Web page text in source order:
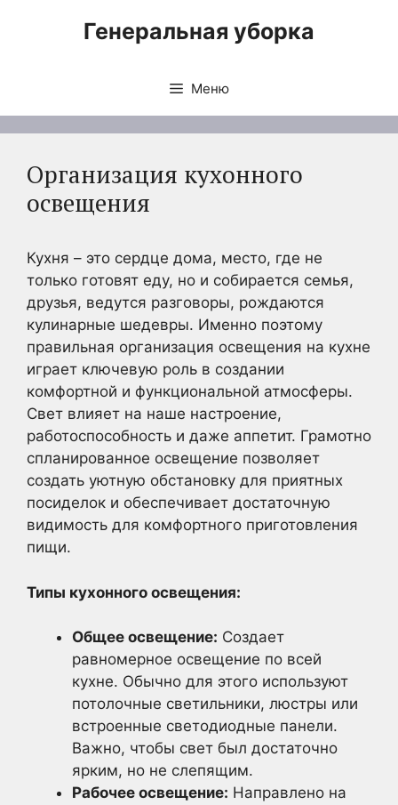
Генеральная уборка
Меню
Организация кухонного
освещения
Кухня – это сердце дома, место, где не
только готовят еду, но и собирается семья,
друзья, ведутся разговоры, рождаются
кулинарные шедевры. Именно поэтому
правильная организация освещения на кухне
играет ключевую роль в создании
комфортной и функциональной атмосферы.
Свет влияет на наше настроение,
работоспособность и даже аппетит. Грамотно
спланированное освещение позволяет
создать уютную обстановку для приятных
посиделок и обеспечивает достаточную
видимость для комфортного приготовления
пищи.
Типы кухонного освещения:
Общее освещение: Создает
равномерное освещение по всей
кухне. Обычно для этого используют
потолочные светильники, люстры или
встроенные светодиодные панели.
Важно, чтобы свет был достаточно
ярким, но не слепящим.
Рабочее освещение: Направлено на